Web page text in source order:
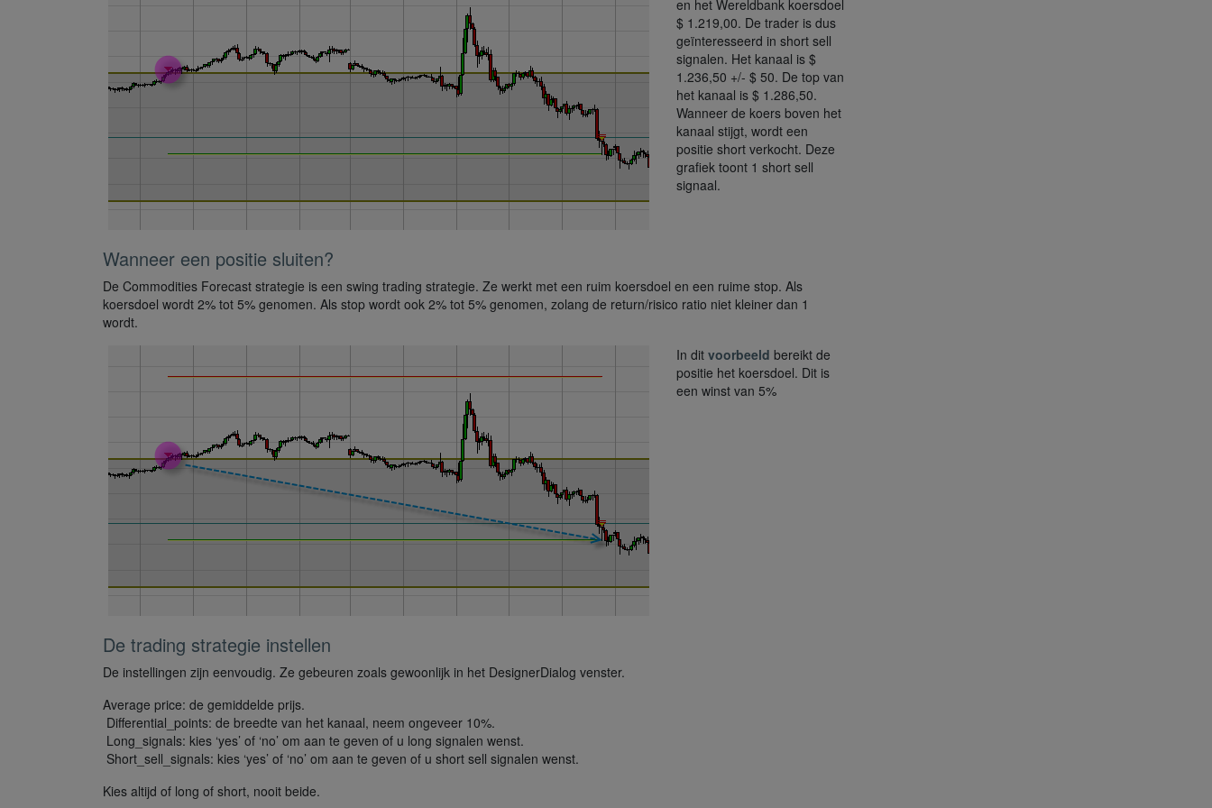
en het Wereldbank koersdoel
$ 1.219,00. De trader is dus
geïnteresseerd in short sell
signalen. Het kanaal is $
1.236,50 +/- $ 50. De top van
het kanaal is $ 1.286,50.
Wanneer de koers boven het
kanaal stijgt, wordt een
positie short verkocht. Deze
grafiek toont 1 short sell
signaal.
Wanneer een positie sluiten?
De Commodities Forecast strategie is een swing trading strategie. Ze werkt met een ruim koersdoel en een ruime stop. Als
koersdoel wordt 2% tot 5% genomen. Als stop wordt ook 2% tot 5% genomen, zolang de return/risico ratio niet kleiner dan 1
wordt.
In dit voorbeeld bereikt de
positie het koersdoel. Dit is
een winst van 5%
De trading strategie instellen
De instellingen zijn eenvoudig. Ze gebeuren zoals gewoonlijk in het DesignerDialog venster.
Average price: de gemiddelde prijs.
Differential_points: de breedte van het kanaal, neem ongeveer 10%.
Long_signals: kies ‘yes’ of ‘no’ om aan te geven of u long signalen wenst.
Short_sell_signals: kies ‘yes’ of ‘no’ om aan te geven of u short sell signalen wenst.
Kies altijd of long of short, nooit beide.